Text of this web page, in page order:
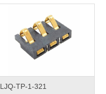
LJQ-TP-1-321